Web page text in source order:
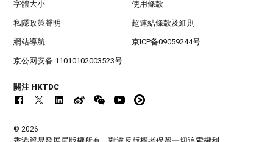
字體大小 使用條款
私隱政策聲明 超連結條款及細則
網站導航 京ICP备09059244号
京公网安备 11010102003523号
關注 HKTDC
© 2026